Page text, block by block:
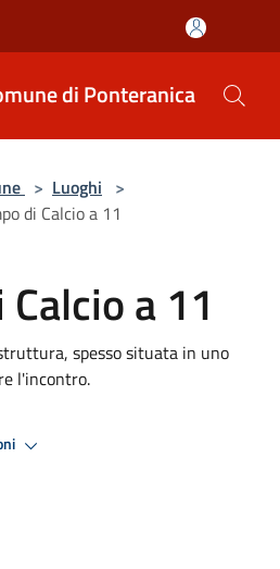
di Ponteranica
> Luoghi >
di Calcio a 11
a 11
spesso situata in uno
l'incontro.